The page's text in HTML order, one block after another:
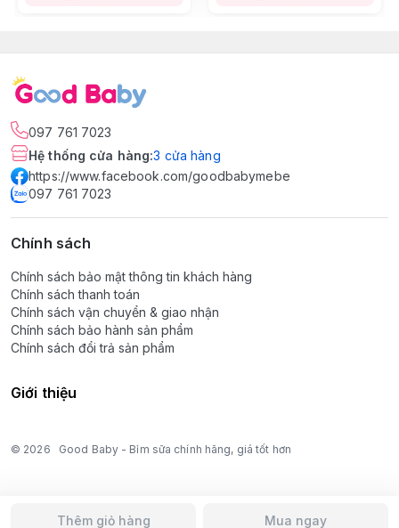
Thêm giỏ hàng Mua ngay
097 761 7023
Hệ thống cửa hàng:3 cửa hàng
https://www.facebook.com/goodbabymebe
097 761 7023
Chính sách
Chính sách bảo mật thông tin khách hàng
Chính sách thanh toán
Chính sách vận chuyển & giao nhận
Chính sách bảo hành sản phẩm
Chính sách đổi trả sản phẩm
Giới thiệu
© 2026 Good Baby - Bỉm sữa chính hãng, giá tốt hơn